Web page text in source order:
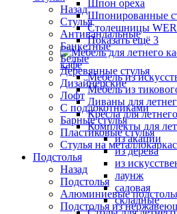
Шпон ореха
Шпонированные
Столешницы
Показать ещё 3
кафе
Мебель из
Мебель из
Диваны для
Кресла для
Комплекты для
из акации
из дерева
из
лаунж
садовая
складные
Назад
Стулья
Антивандальные
Банкетные
Белые
Деревянные стулья
Дизайнерские
Лофт
С подлокотниками
Барные стулья
Пластиковые стулья
Стулья на
Подстолья
Назад
Подстолья
Алюминиевые
Подстолья из